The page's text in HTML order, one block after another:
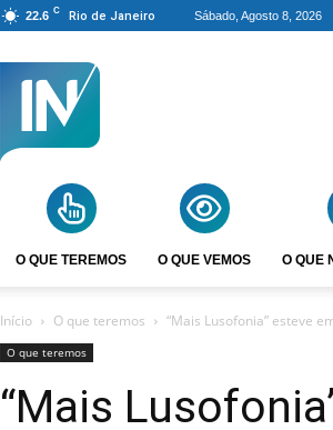
22.6 C Rio de Janeiro Sábado, Agosto 8, 2026
O QUE TEREMOS O QUE VEMOS O QUE
Início O que teremos “Mais Lusofonia” esteve
O que teremos
“Mais